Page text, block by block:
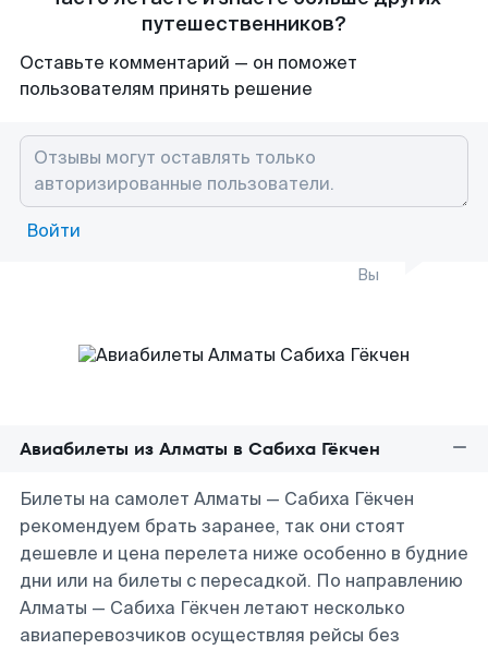
путешественников?
Оставьте комментарий — он поможет
пользователям принять решение
Войти
Вы
Авиабилеты из Алматы в Сабиха Гёкчен
Билеты на самолет Алматы — Сабиха Гёкчен
рекомендуем брать заранее, так они стоят
дешевле и цена перелета ниже особенно в будние
дни или на билеты с пересадкой. По направлению
Алматы — Сабиха Гёкчен летают несколько
авиаперевозчиков осуществляя рейсы без